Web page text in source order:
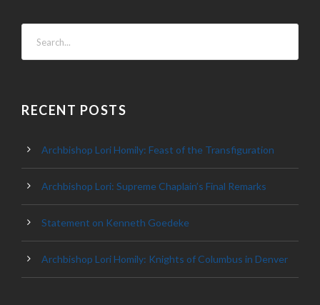
RECENT POSTS
Archbishop Lori Homily: Feast of the Transfiguration
Archbishop Lori: Supreme Chaplain’s Final Remarks
Statement on Kenneth Goedeke
Archbishop Lori Homily: Knights of Columbus in Denver